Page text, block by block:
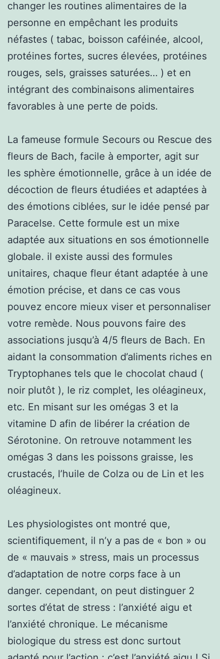
changer les routines alimentaires de la
personne en empêchant les produits
néfastes ( tabac, boisson caféinée, alcool,
protéines fortes, sucres élevées, protéines
rouges, sels, graisses saturées… ) et en
intégrant des combinaisons alimentaires
favorables à une perte de poids.
La fameuse formule Secours ou Rescue des
fleurs de Bach, facile à emporter, agit sur
les sphère émotionnelle, grâce à un idée de
décoction de fleurs étudiées et adaptées à
des émotions ciblées, sur le idée pensé par
Paracelse. Cette formule est un mixe
adaptée aux situations en sos émotionnelle
globale. il existe aussi des formules
unitaires, chaque fleur étant adaptée à une
émotion précise, et dans ce cas vous
pouvez encore mieux viser et personnaliser
votre remède. Nous pouvons faire des
associations jusqu’à 4/5 fleurs de Bach. En
aidant la consommation d’aliments riches en
Tryptophanes tels que le chocolat chaud (
noir plutôt ), le riz complet, les oléagineux,
etc. En misant sur les omégas 3 et la
vitamine D afin de libérer la création de
Sérotonine. On retrouve notamment les
omégas 3 dans les poissons graisse, les
crustacés, l’huile de Colza ou de Lin et les
oléagineux.
Les physiologistes ont montré que,
scientifiquement, il n’y a pas de « bon » ou
de « mauvais » stress, mais un processus
d’adaptation de notre corps face à un
danger. cependant, on peut distinguer 2
sortes d’état de stress : l’anxiété aigu et
l’anxiété chronique. Le mécanisme
biologique du stress est donc surtout